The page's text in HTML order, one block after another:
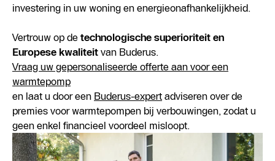
investering in uw woning en energieonafhankelijkheid.
Vertrouw op de technologische superioriteit en
Europese kwaliteit van Buderus.
Vraag uw gepersonaliseerde offerte aan voor een
warmtepomp
en laat u door een Buderus-expert adviseren over de
premies voor warmtepompen bij verbouwingen, zodat u
geen enkel financieel voordeel misloopt.